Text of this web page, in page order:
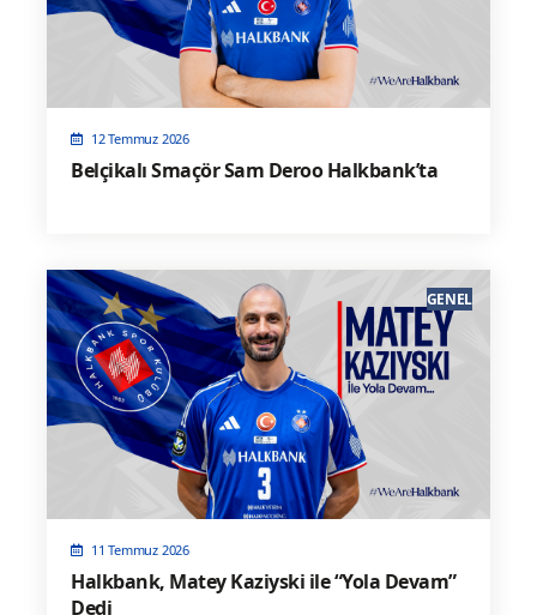
12 Temmuz 2026
Belçikalı Smaçör Sam Deroo Halkbank’ta
11 Temmuz 2026
Halkbank, Matey Kaziyski ile “Yola Devam”
Dedi
GENEL